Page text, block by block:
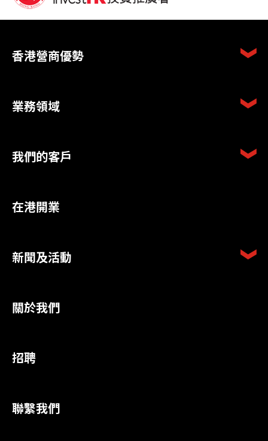
香港營商優勢
業務領域
我們的客戶
在港開業
新聞及活動
關於我們
招聘
聯繫我們